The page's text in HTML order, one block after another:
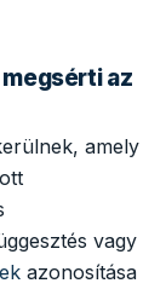
az
amely
vagy
azonosítása